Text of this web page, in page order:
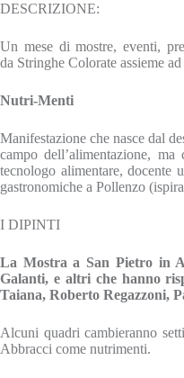
DESCRIZIONE:
Un mese di mostre, eventi,
da Stringhe Colorate assieme
Nutri-Menti
Manifestazione che nasce dal
campo dell’alimentazione,
tecnologo alimentare,
gastronomiche a Pollenzo
I DIPINTI
La Mostra a San Pietro in
Galanti, e altri che hanno
Taiana, Roberto Regazzoni,
Alcuni quadri cambieranno
Abbracci come nutrimenti.